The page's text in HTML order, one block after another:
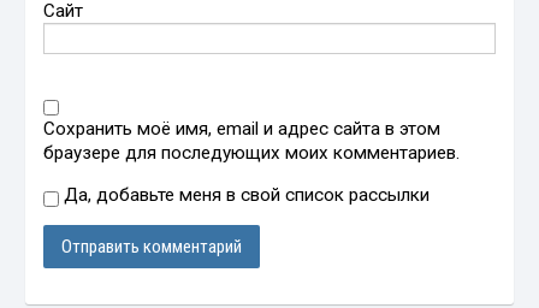
Сайт
Сохранить моё имя, email и адрес сайта в этом
браузере для последующих моих комментариев.
Да, добавьте меня в свой список рассылки